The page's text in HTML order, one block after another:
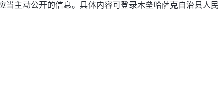
当主动公开的信息。具体内容可登录木垒哈萨克自治县人民